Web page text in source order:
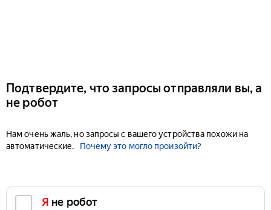
Подтвердите, что запросы отправляли вы, а
не робот
Нам очень жаль, но запросы с вашего устройства похожи на
автоматические.
Почему это могло произойти?
Я не робот